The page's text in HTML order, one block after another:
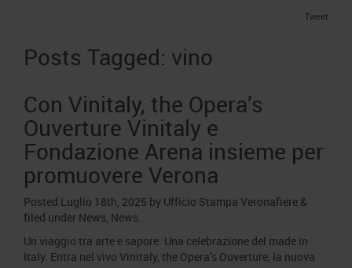
Modello di Organizzazione, Gestione e Controllo
Codice Etico
Responsabilità Sociale d’Impresa
Responsabilità ambientale
Certificazioni riconosciute
Società trasparente
Compensi Organi Societari
Contatti Ufficio Stampa
Tweet
Posts Tagged: vino
Con Vinitaly, the Opera’s
Ouverture Vinitaly e
Fondazione Arena insieme per
promuovere Verona
Posted Luglio 18th, 2025 by Ufficio Stampa Veronafiere &
filed under News, News.
Un viaggio tra arte e sapore. Una celebrazione del made in
Italy. Entra nel vivo Vinitaly, the Opera’s Ouverture, la nuova